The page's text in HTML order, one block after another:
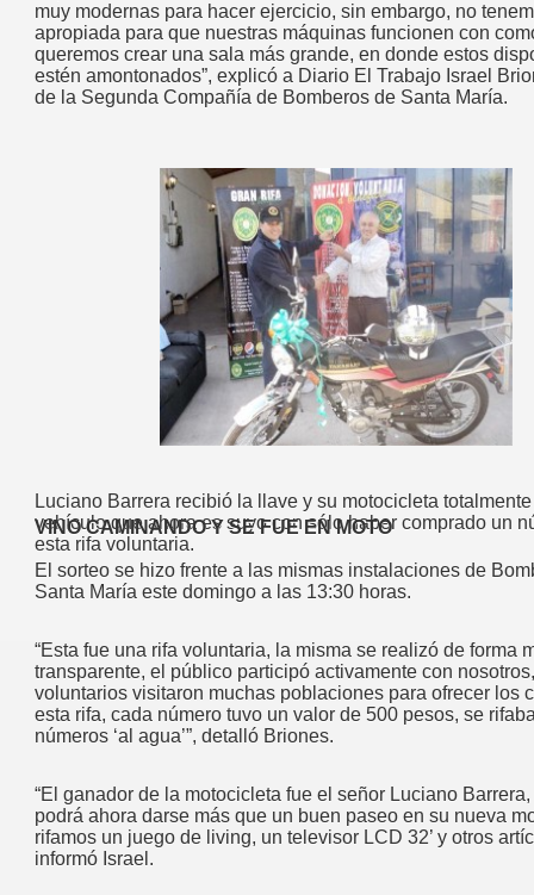
muy modernas para hacer ejercicio, sin embargo, no
apropiada para que nuestras máquinas funcionen con
queremos crear una sala más grande, en donde estos
estén amontonados”, explicó a Diario El Trabajo Israel
de la Segunda Compañía de Bomberos de Santa María.
Luciano Barrera recibió la llave y su motocicleta
vehículo que ahora es suyo con sólo haber comprado un
esta rifa voluntaria.
VINO CAMINANDO Y SE FUE EN MOTO
El sorteo se hizo frente a las mismas instalaciones de
Santa María este domingo a las 13:30 horas.
“Esta fue una rifa voluntaria, la misma se realizó de forma
transparente, el público participó activamente con
voluntarios visitaron muchas poblaciones para ofrecer los
esta rifa, cada número tuvo un valor de 500 pesos, se
números ‘al agua’”, detalló Briones.
“El ganador de la motocicleta fue el señor Luciano
podrá ahora darse más que un buen paseo en su nueva
rifamos un juego de living, un televisor LCD 32’ y otros
informó Israel.